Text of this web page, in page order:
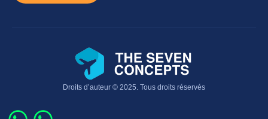
Droits d’auteur © 2025. Tous droits réservés